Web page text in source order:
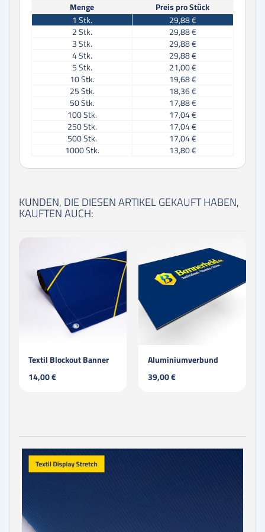
Menge
Preis pro Stück
1 Stk.
29,88 €
2Stk.
29,88 €
3Stk.
29,88 €
4Stk.
29,88 €
5Stk.
21,00 €
10Stk.
19,68 €
25Stk.
18,36 €
50Stk.
17,88 €
100Stk.
17,04 €
250Stk.
17,04 €
500Stk.
17,04 €
1000Stk. 13,80 €
KUNDEN, DIE DIESEN ARTIKEL GEKAUFT HABEN,
KAUFTEN AUCH:
Textil Blockout Banner
14,00 €
Aluminiumverbund
39,00 €